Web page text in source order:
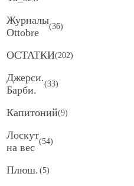
Журналы
Ottobre
(36)
ОСТАТКИ(202)
Джерси.
Барби.
(33)
Капитоний(9)
Лоскут
на вес
(54)
Плюш. (5)